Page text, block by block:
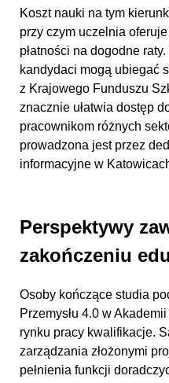
Koszt nauki na tym
przy czym uczelnia
płatności na dogodne
kandydaci mogą ubiegać
z Krajowego Funduszu
znacznie ułatwia dostęp
pracownikom różnych
prowadzona jest przez
informacyjne w
Perspektywy
zakończeniu
Osoby kończące studia
Przemysłu 4.0 w
rynku pracy kwalifikacje.
zarządzania złożonymi
pełnienia funkcji